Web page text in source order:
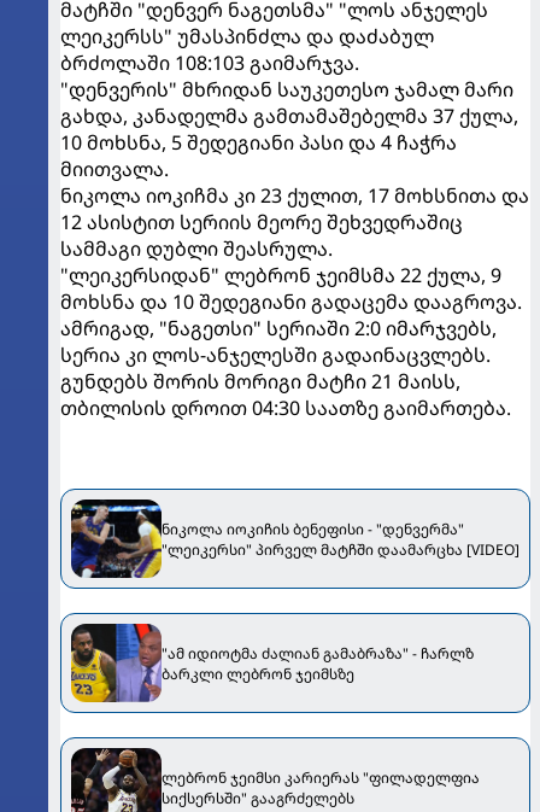
მატჩში "დენვერ ნაგეთსმა" "ლოს ანჯელეს
ლეიკერსს" უმასპინძლა და დაძაბულ
ბრძოლაში 108:103 გაიმარჯვა.
"დენვერის" მხრიდან საუკეთესო ჯამალ მარი
გახდა, კანადელმა გამთამაშებელმა 37 ქულა,
10 მოხსნა, 5 შედეგიანი პასი და 4 ჩაჭრა
მიითვალა.
ნიკოლა იოკიჩმა კი 23 ქულით, 17 მოხსნითა და
12 ასისტით სერიის მეორე შეხვედრაშიც
სამმაგი დუბლი შეასრულა.
"ლეიკერსიდან" ლებრონ ჯეიმსმა 22 ქულა, 9
მოხსნა და 10 შედეგიანი გადაცემა დააგროვა.
ამრიგად, "ნაგეთსი" სერიაში 2:0 იმარჯვებს,
სერია კი ლოს-ანჯელესში გადაინაცვლებს.
გუნდებს შორის მორიგი მატჩი 21 მაისს,
თბილისის დროით 04:30 საათზე გაიმართება.
ნიკოლა იოკიჩის ბენეფისი - "დენვერმა"
"ლეიკერსი" პირველ მატჩში დაამარცხა [VIDEO]
"ამ იდიოტმა ძალიან გამაბრაზა" - ჩარლზ
ბარკლი ლებრონ ჯეიმსზე
ლებრონ ჯეიმსი კარიერას "ფილადელფია
სიქსერსში" გააგრძელებს